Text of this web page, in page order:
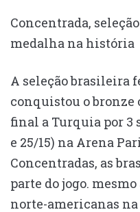
Concentrada,
medalha na história
A seleção brasileira
conquistou o
final a Turquia por 3
e 25/15) na Arena
Concentradas, as
parte do jogo.
norte-americanas